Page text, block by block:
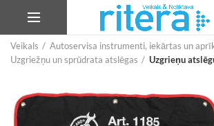
Veikals
Autoservisa instrumenti, iekārtas un
Uzgriežņu un sprūdrata atslēgas
Uzgrieņu